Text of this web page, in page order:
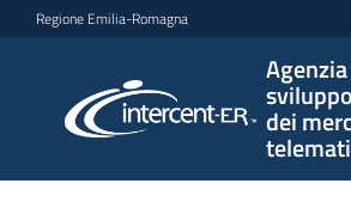
Vai al contenuto
Vai alla navigazione
Vai al footer
Regione Emilia-Romagna
sviluppo
dei
per lo
sviluppo